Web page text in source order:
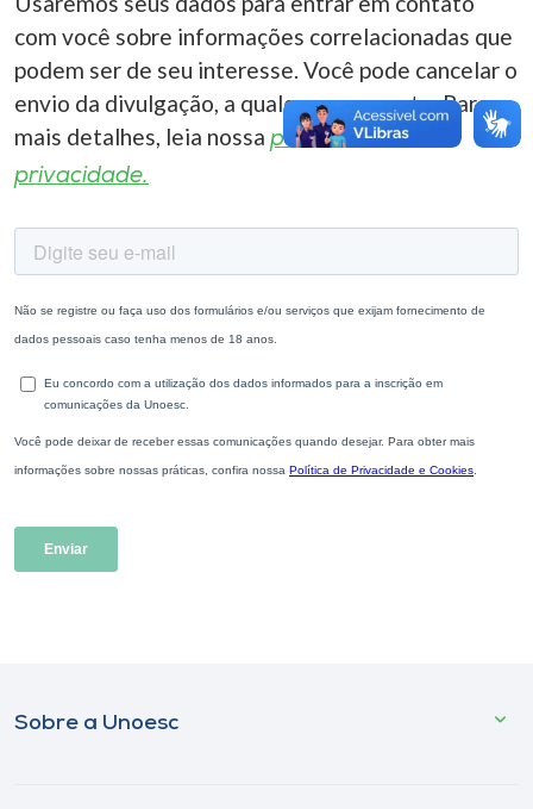
A-
com você sobre informações correlacionadas que
podem ser de seu interesse. Você pode cancelar o
envio da divulgação, a qualquer momento. Para
mais detalhes, leia nossa política de
privacidade.
Sobre a Unoesc